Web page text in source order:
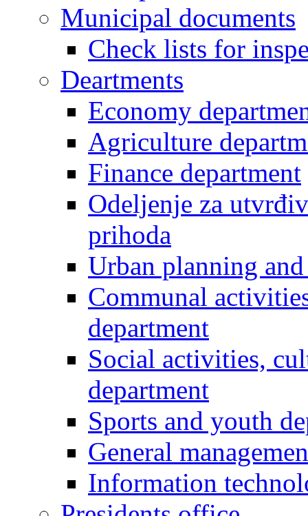
Municipal documents
Check lists for
Deartments
Economy
Agriculture
Finance department
Odeljenje za
prihoda
Urban planning
Communal
department
Social activities,
department
Sports and youth
General
Information